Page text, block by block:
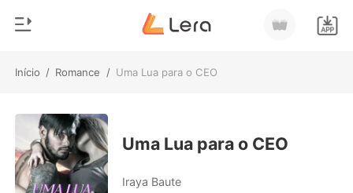
Início / Romance / Uma Lua para o CEO
Loja
Histórico
Gênero
Moderno
Uma Lua para o CEO
Iraya Baute